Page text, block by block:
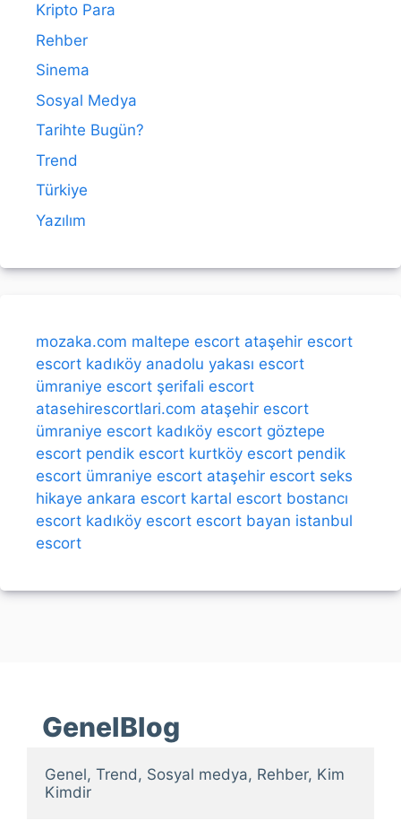
Kripto Para
Rehber
Sinema
Sosyal Medya
Tarihte Bugün?
Trend
Türkiye
Yazılım
mozaka.com maltepe escort ataşehir escort
escort kadıköy anadolu yakası escort
ümraniye escort şerifali escort
atasehirescortlari.com ataşehir escort
ümraniye escort kadıköy escort göztepe
escort pendik escort kurtköy escort pendik
escort ümraniye escort ataşehir escort seks
hikaye ankara escort kartal escort bostancı
escort kadıköy escort escort bayan istanbul
escort
GenelBlog
Genel, Trend, Sosyal medya, Rehber, Kim
Kimdir